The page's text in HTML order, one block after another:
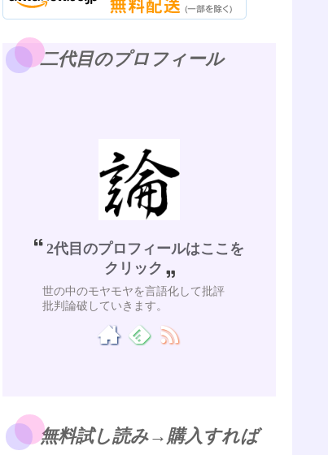
二代目のプロフィール
2代目のプロフィールはここを
クリック
世の中のモヤモヤを言語化して批評
批判論破していきます。
無料試し読み→購入すれば